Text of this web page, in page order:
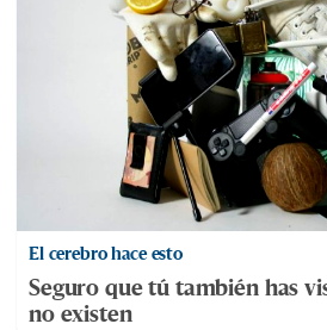
El cerebro hace esto
Seguro que tú también has
no existen